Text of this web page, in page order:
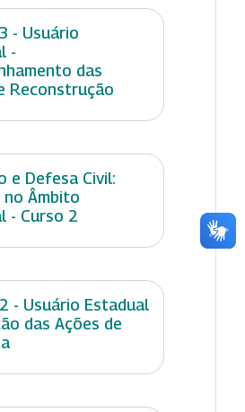
- Usuário
-
das
Reconstrução
e Defesa Civil:
Âmbito
- Curso 2
- Usuário Estadual
das Ações de